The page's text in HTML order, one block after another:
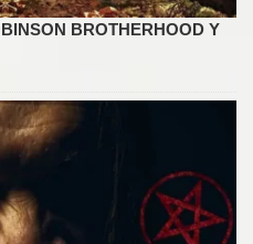
BROTHERHOOD Y